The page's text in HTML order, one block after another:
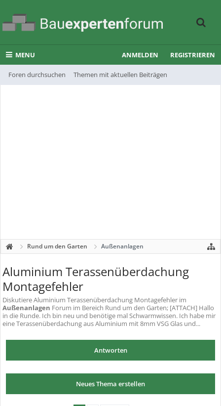
MENU
Foren durchsuchen Themen mit aktuellen Beiträgen
ANMELDEN REGISTRIEREN
Rund um den Garten Außenanlagen
Aluminium Terassenüberdachung
Montagefehler
DiskutiereAluminium Terassenüberdachung Montagefehler im
Außenanlagen Forum im Bereich Rund um den Garten; [ATTACH] Hallo
in die Runde. Ich bin neu und benötige mal Schwarmwissen. Ich habe mir
eine Terassenüberdachung aus Aluminium mit 8mm VSG Glas und...
Antworten
Neues Thema erstellen